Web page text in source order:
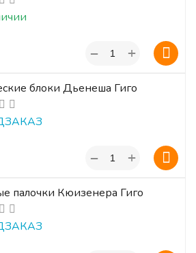
+
−
блоки Дьенеша Гиго
+
−
палочки Кюизенера Гиго